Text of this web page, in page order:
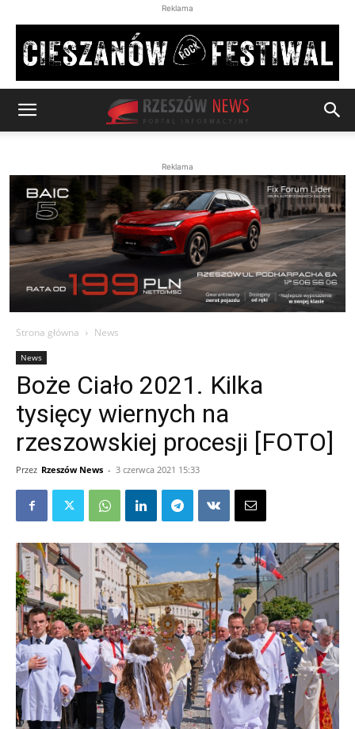
Reklama
Reklama
Strona główna News
News
Boże Ciało 2021. Kilka
tysięcy wiernych na
rzeszowskiej procesji [FOTO]
Przez Rzeszów News - 3 czerwca 2021 15:33